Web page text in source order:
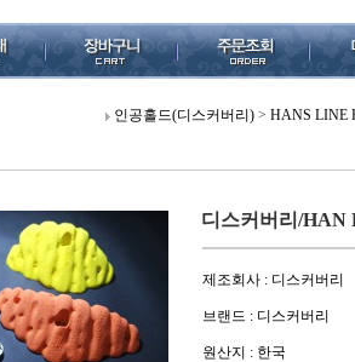
인공홀드(디스커버리) > HANS LINE
디스커버리/HAN
제조회사 : 디스커버리
브랜드 : 디스커버리
원산지 : 한국